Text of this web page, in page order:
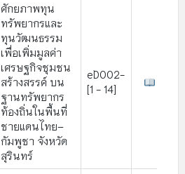
ศักยภาพทุน
ทรัพยากรและ
ทุนวัฒนธรรม
เพื่อเพิ่มมูลค่า
เศรษฐกิจชุมชน
สร้างสรรค์ บน
ฐานทรัพยากร
ท้องถิ่นในพื้นที่
ชายแดนไทย–
กัมพูชา จังหวัด
สุรินทร์
eD002-
[1 - 14]